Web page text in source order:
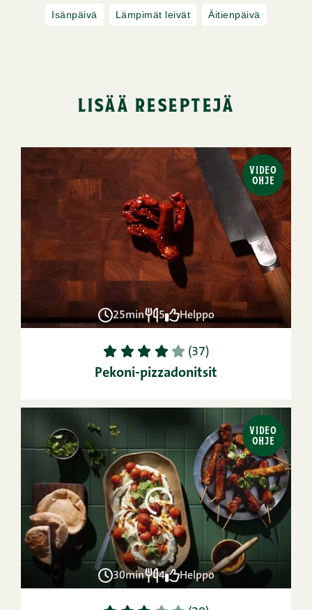
Isänpäivä Lämpimät leivät Äitienpäivä
lisää reseptejä
VIDEO
OHJE
25min 5 Helppo
1 2 3 4 5 (37)
Pekoni-pizzadonitsit
VIDEO
OHJE
30min 4 Helppo